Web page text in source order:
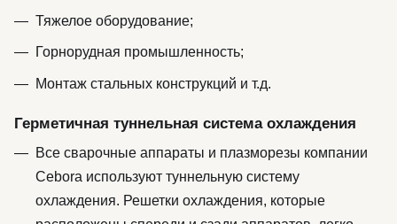
Тяжелое оборудование;
Горнорудная промышленность;
Монтаж стальных конструкций и т.д.
Герметичная туннельная система охлаждения
Все сварочные аппараты и плазморезы компании
Cebora используют туннельную систему
охлаждения. Решетки охлаждения, которые